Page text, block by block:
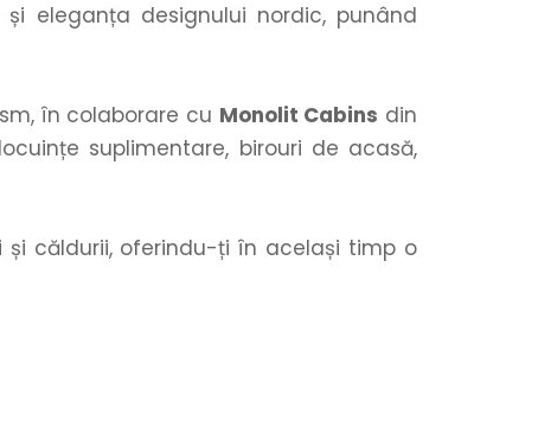
eleganța designului nordic, punând
în colaborare cu Monolit Cabins din
suplimentare, birouri de acasă,
căldurii, oferindu-ți în același timp o